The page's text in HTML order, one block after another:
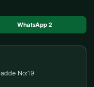
WhatsApp 2
No:19